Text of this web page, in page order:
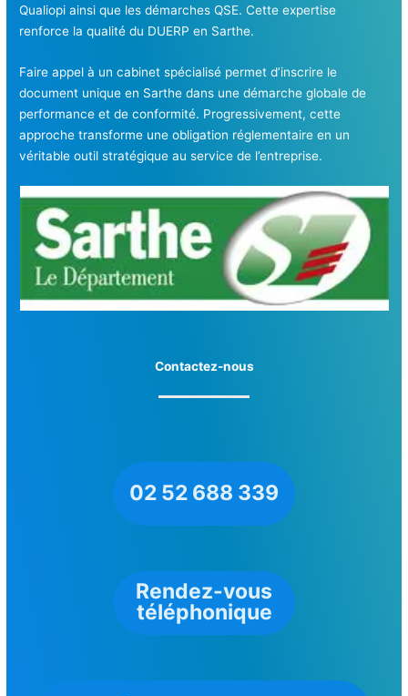
Qualiopi ainsi que les démarches QSE. Cette expertise
renforce la qualité du DUERP en Sarthe.
Faire appel à un cabinet spécialisé permet d’inscrire le
document unique en Sarthe dans une démarche globale de
performance et de conformité. Progressivement, cette
approche transforme une obligation réglementaire en un
véritable outil stratégique au service de l’entreprise.
Contactez-nous
02 52 688 339
Rendez-vous
téléphonique